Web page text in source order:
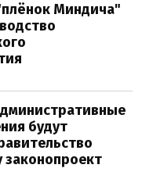
Миндича"
будут
законопроект